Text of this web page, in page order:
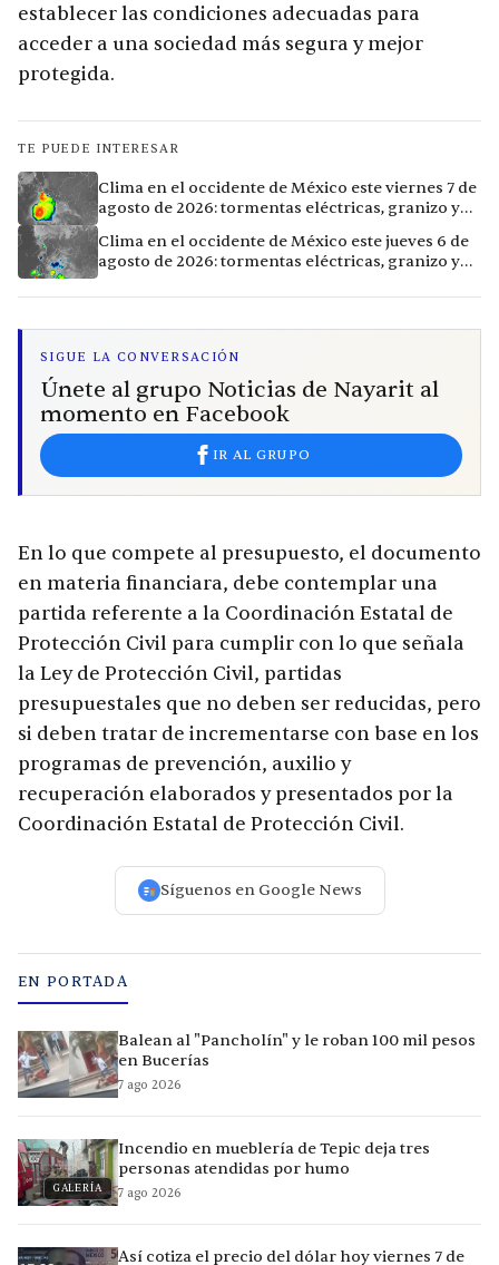
establecer las condiciones adecuadas para
acceder a una sociedad más segura y mejor
protegida.
TE PUEDE INTERESAR
Clima en el occidente de México este viernes 7 de
agosto de 2026: tormentas eléctricas, granizo y
Clima en el occidente de México este jueves 6 de
agosto de 2026: tormentas eléctricas, granizo y
SIGUE LA CONVERSACIÓN
Únete al grupo Noticias de Nayarit al
momento en Facebook
IR AL GRUPO
En lo que compete al presupuesto, el documento
en materia financiara, debe contemplar una
partida referente a la Coordinación Estatal de
Protección Civil para cumplir con lo que señala
la Ley de Protección Civil, partidas
presupuestales que no deben ser reducidas, pero
si deben tratar de incrementarse con base en los
programas de prevención, auxilio y
recuperación elaborados y presentados por la
Coordinación Estatal de Protección Civil.
Síguenos en Google News
EN PORTADA
Balean al "Pancholín" y le roban 100 mil pesos
en Bucerías
7 ago 2026
GALERÍA
Incendio en mueblería de Tepic deja tres
personas atendidas por humo
7 ago 2026
Así cotiza el precio del dólar hoy viernes 7 de